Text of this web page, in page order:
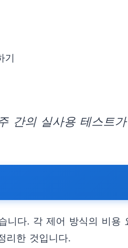
기
간의 실사용 테스트
다. 각 제어 방식의 비용
리한 것입니다.